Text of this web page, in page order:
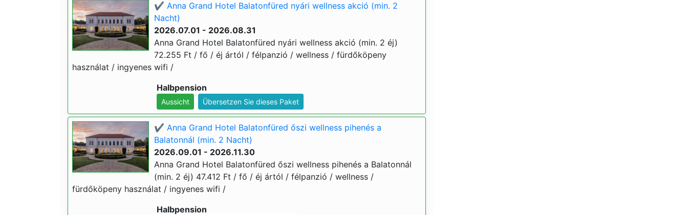
✔️ Anna Grand Hotel Balatonfüred nyári wellness akció (min. 2
Nacht)
2026.07.01 - 2026.08.31
Anna Grand Hotel Balatonfüred nyári wellness akció (min. 2 éj)
72.255 Ft / fő / éj ártól / félpanzió / wellness / fürdőköpeny
használat / ingyenes wifi /
Halbpension
Aussicht Übersetzen Sie dieses Paket
✔️ Anna Grand Hotel Balatonfüred őszi wellness pihenés a
Balatonnál (min. 2 Nacht)
2026.09.01 - 2026.11.30
Anna Grand Hotel Balatonfüred őszi wellness pihenés a Balatonnál
(min. 2 éj) 47.412 Ft / fő / éj ártól / félpanzió / wellness /
fürdőköpeny használat / ingyenes wifi /
Halbpension